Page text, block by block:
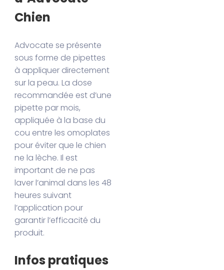
Chien
Advocate se présente
sous forme de pipettes
à appliquer directement
sur la peau. La dose
recommandée est d’une
pipette par mois,
appliquée à la base du
cou entre les omoplates
pour éviter que le chien
ne la lèche. Il est
important de ne pas
laver l’animal dans les 48
heures suivant
l’application pour
garantir l’efficacité du
produit.
Infos pratiques